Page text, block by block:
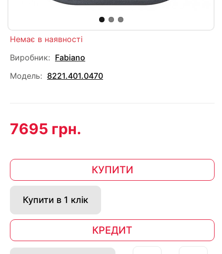
Немає в наявності
Виробник: Fabiano
Модель: 8221.401.0470
7695 грн.
КУПИТИ
Купити в 1 клік
КРЕДИТ